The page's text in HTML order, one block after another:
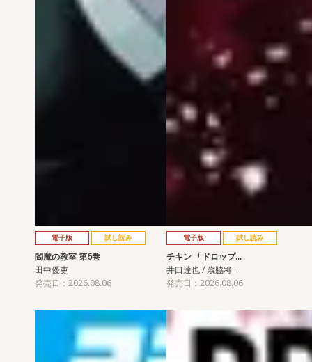
電子版 試し読み
閻魔の教室 第6巻
田中優吏
発売日：2026.08.06
電子版 試し読み
チキン 「ドロップ…
井口達也 / 歳脇将…
発売日：2026.08.06